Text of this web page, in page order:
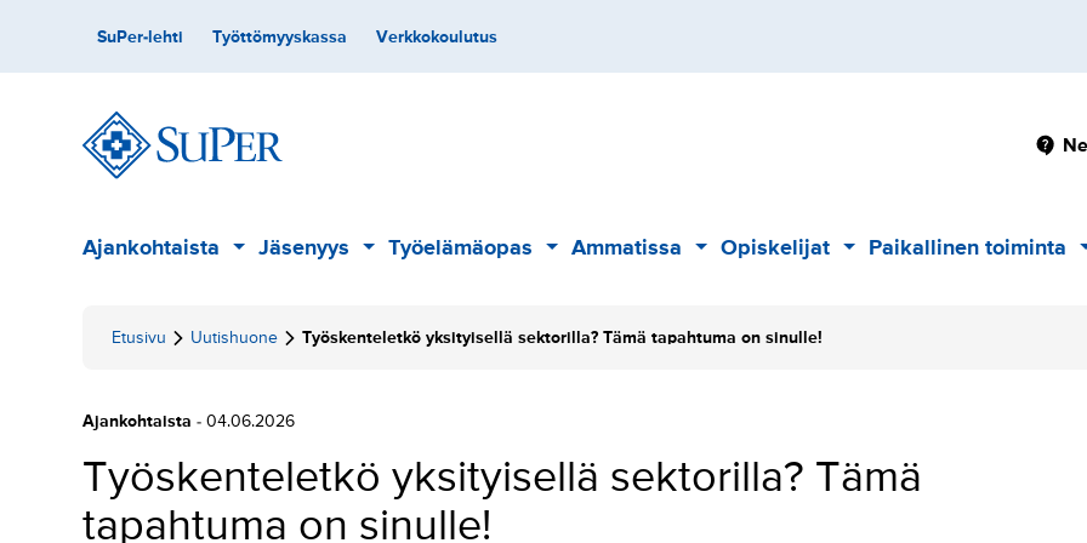
Toissijainen
SuPer-lehti Työttömyyskassa Verkkokoulutus
Päävalikko
Ajankohtaista Alavalikko
Jäsenyys Alavalikko
Työelämäopas Alavalikko
Ammatissa Alavalikko
Opiskelijat Alavalikko
Paikallinen toiminta
Etusivu Uutishuone Työskenteletkö yksityisellä sektorilla? Tämä tapahtuma on sinulle!
Ajankohtaista - 04.06.2026
Työskenteletkö yksityisellä sektorilla? Tämä
tapahtuma on sinulle!